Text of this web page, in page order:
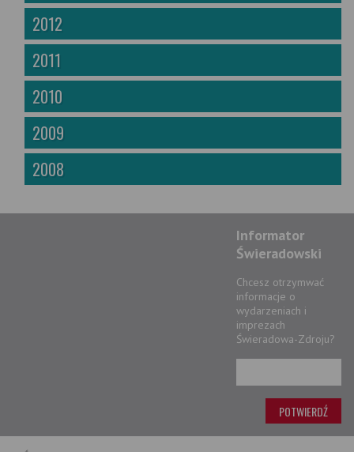
2012
2011
2010
2009
2008
Informator
Świeradowski
Chcesz otrzymwać
informacje o
wydarzeniach i
imprezach
Świeradowa-Zdroju?